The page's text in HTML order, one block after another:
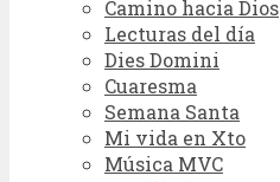
Camino hacia Dios
Lecturas del día
Dies Domini
Cuaresma
Semana Santa
Mi vida en Xto
Música MVC